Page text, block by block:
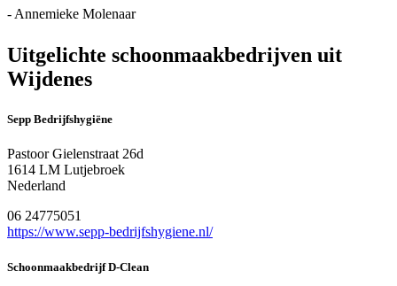
- Annemieke Molenaar
Uitgelichte schoonmaakbedrijven uit
Wijdenes
Sepp Bedrijfshygiëne
Pastoor Gielenstraat 26d
1614 LM Lutjebroek
Nederland
06 24775051
https://www.sepp-bedrijfshygiene.nl/
Schoonmaakbedrijf D-Clean